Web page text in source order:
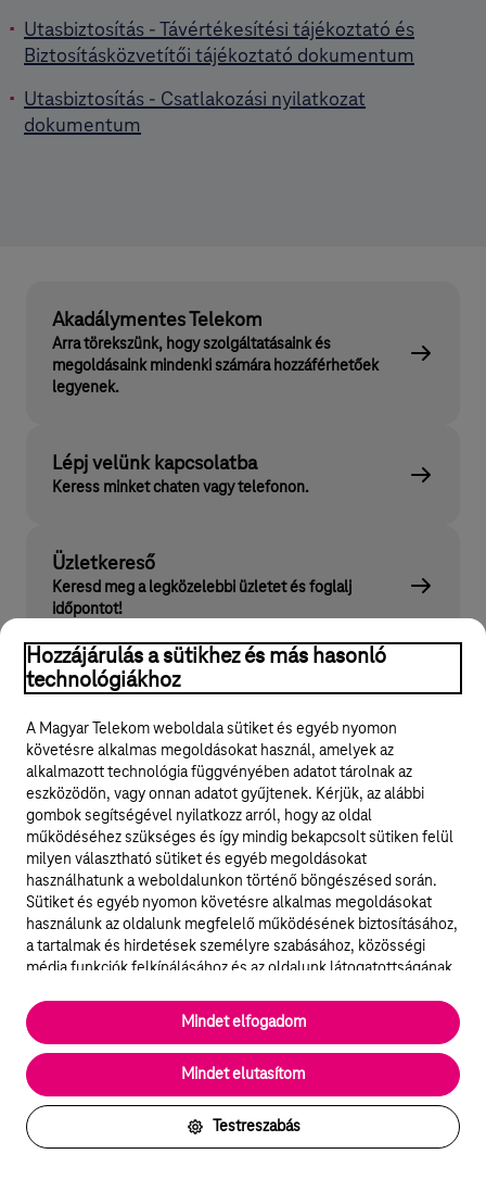
Utasbiztosítás - Távértékesítési tájékoztató és
Biztosításközvetítői tájékoztató dokumentum
Utasbiztosítás - Csatlakozási nyilatkozat
dokumentum
Akadálymentes Telekom
Arra törekszünk, hogy szolgáltatásaink és
megoldásaink mindenki számára hozzáférhetőek
legyenek.
Lépj velünk kapcsolatba
Keress minket chaten vagy telefonon.
Üzletkereső
Keresd meg a legközelebbi üzletet és foglalj
időpontot!
Keress az oldalon
© 2026 Magyar Telekom Nyrt.
ÁSZF
Adatvédelem
Felhívások
Hozzájárulás a sütikhez és más hasonló
technológiákhoz
A Magyar Telekom weboldala sütiket és egyéb nyomon
követésre alkalmas megoldásokat használ, amelyek az
alkalmazott technológia függvényében adatot tárolnak az
eszközödön, vagy onnan adatot gyűjtenek. Kérjük, az alábbi
gombok segítségével nyilatkozz arról, hogy az oldal
működéséhez szükséges és így mindig bekapcsolt sütiken felül
milyen választható sütiket és egyéb megoldásokat
használhatunk a weboldalunkon történő böngészésed során.
Sütiket és egyéb nyomon követésre alkalmas megoldásokat
használunk az oldalunk megfelelő működésének biztosításához,
a tartalmak és hirdetések személyre szabásához, közösségi
média funkciók felkínálásához és az oldalunk látogatottságának
elengedhetetlenek a weboldal működéséhez és nem lehet
kikapcsolni őket a weboldal látogatása során rendszerünkből. A
statisztikai, vagy marketing célú sütik segítségével bizonyos
esetekben az oldalhasználattal kapcsolatos információkat is
megosztjuk hirdetési és elemzési szolgáltatásokat nyújtó
partnereinkkel.
Részletes sütitájékoztató/Partnerek
Testreszabás
Mindet elutasítom
Mindet elfogadom